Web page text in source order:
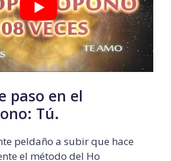
paso en el
Tú.
peldaño a subir que hace
el método del Ho